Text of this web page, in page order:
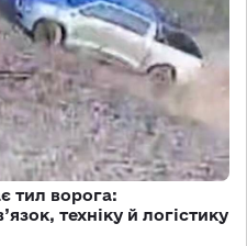
тил ворога:
техніку й логістику